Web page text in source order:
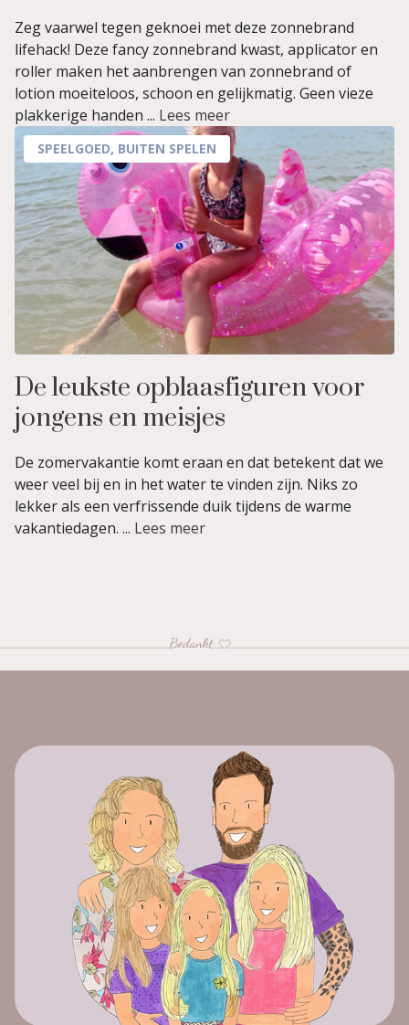
Zeg vaarwel tegen geknoei met deze zonnebrand
lifehack! Deze fancy zonnebrand kwast, applicator en
roller maken het aanbrengen van zonnebrand of
lotion moeiteloos, schoon en gelijkmatig. Geen vieze
plakkerige handen ... Lees meer
SPEELGOED, BUITEN SPELEN
De leukste opblaasfiguren voor
jongens en meisjes
De zomervakantie komt eraan en dat betekent dat we
weer veel bij en in het water te vinden zijn. Niks zo
lekker als een verfrissende duik tijdens de warme
vakantiedagen. ... Lees meer